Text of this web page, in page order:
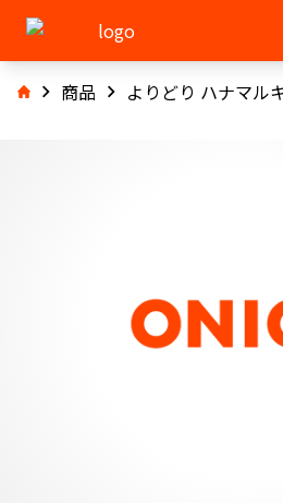
商品 よりどり ハナマル